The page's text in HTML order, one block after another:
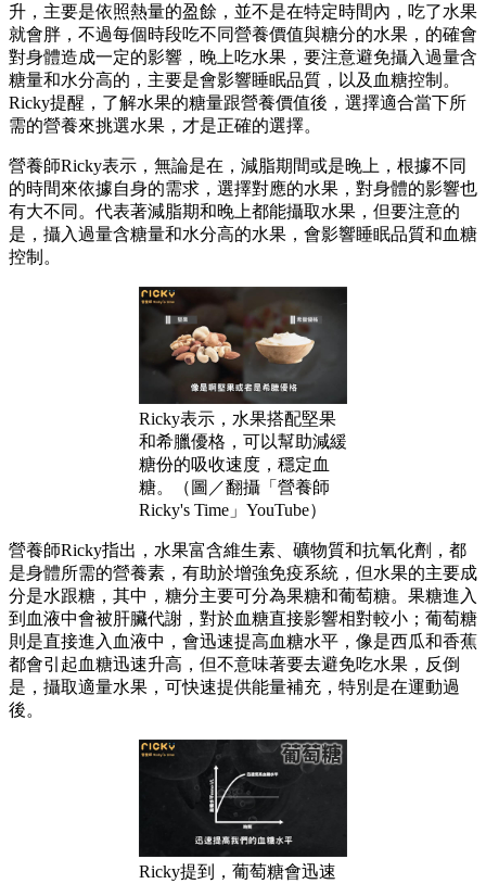
升，主要是依照熱量的盈餘，並不是在特定時間內，吃了水果
就會胖，不過每個時段吃不同營養價值與糖分的水果，的確會
對身體造成一定的影響，晚上吃水果，要注意避免攝入過量含
糖量和水分高的，主要是會影響睡眠品質，以及血糖控制。
Ricky提醒，了解水果的糖量跟營養價值後，選擇適合當下所
需的營養來挑選水果，才是正確的選擇。
營養師Ricky表示，無論是在，減脂期間或是晚上，根據不同
的時間來依據自身的需求，選擇對應的水果，對身體的影響也
有大不同。代表著減脂期和晚上都能攝取水果，但要注意的
是，攝入過量含糖量和水分高的水果，會影響睡眠品質和血糖
控制。
Ricky表示，水果搭配堅果
和希臘優格，可以幫助減緩
糖份的吸收速度，穩定血
糖。（圖／翻攝「營養師
Ricky's Time」YouTube）
營養師Ricky指出，水果富含維生素、礦物質和抗氧化劑，都
是身體所需的營養素，有助於增強免疫系統，但水果的主要成
分是水跟糖，其中，糖分主要可分為果糖和葡萄糖。果糖進入
到血液中會被肝臟代謝，對於血糖直接影響相對較小；葡萄糖
則是直接進入血液中，會迅速提高血糖水平，像是西瓜和香蕉
都會引起血糖迅速升高，但不意味著要去避免吃水果，反倒
是，攝取適量水果，可快速提供能量補充，特別是在運動過
後。
Ricky提到，葡萄糖會迅速